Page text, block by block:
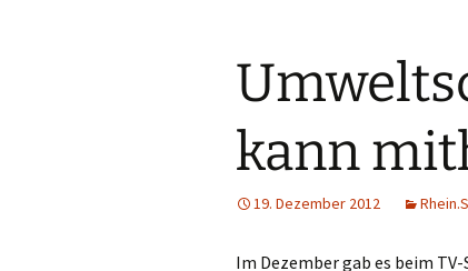
kann
19. Dezember 2012
Im Dezember gab es beim